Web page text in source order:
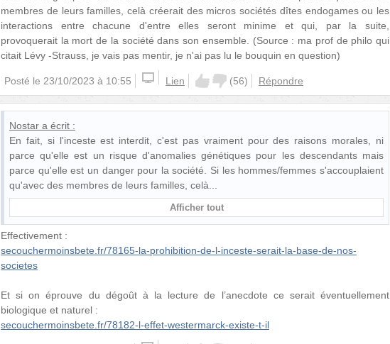
membres de leurs familles, celà créerait des micros sociétés dîtes endogames ou les
interactions entre chacune d'entre elles seront minime et qui, par la suite,
provoquerait la mort de la société dans son ensemble. (Source : ma prof de philo qui
citait Lévy -Strauss, je vais pas mentir, je n'ai pas lu le bouquin en question)
Posté le 23/10/2023 à 10:55 Lien (56) Répondre
Nostar a écrit :
En fait, si l'inceste est interdit, c'est pas vraiment pour des raisons morales, ni
parce qu'elle est un risque d'anomalies génétiques pour les descendants mais
parce qu'elle est un danger pour la société. Si les hommes/femmes s'accouplaient
qu'avec des membres de leurs familles, celà
Afficher tout
Effectivement :
secouchermoinsbete.fr/78165-la-prohibition-de-l-inceste-serait-la-base-de-nos-
societes
Et si on éprouve du dégoût à la lecture de l’anecdote ce serait éventuellement
biologique et naturel :
secouchermoinsbete.fr/78182-l-effet-westermarck-existe-t-il